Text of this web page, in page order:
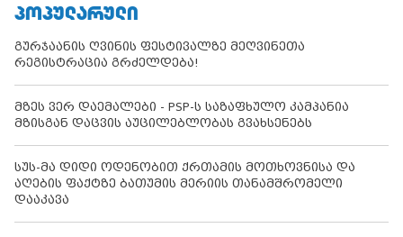
ᲞᲝᲞᲣᲚᲐᲠᲣᲚᲘ
გურჯაანის ღვინის ფესტივალზე მეღვინეთა
რეგისტრაცია გრძელდება!
მზეს ვერ დაემალები - PSP-ს საზაფხულო კამპანია
მზისგან დაცვის აუცილებლობას გვახსენებს
სუს-მა დიდი ოდენობით ქრთამის მოთხოვნისა და
აღების ფაქტზე ბათუმის მერიის თანამშრომელი
დააკავა